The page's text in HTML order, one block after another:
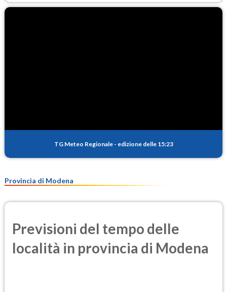
TG Meteo Regionale - edizione delle 15:23
Provincia di Modena
Previsioni del tempo delle
località in provincia di Modena